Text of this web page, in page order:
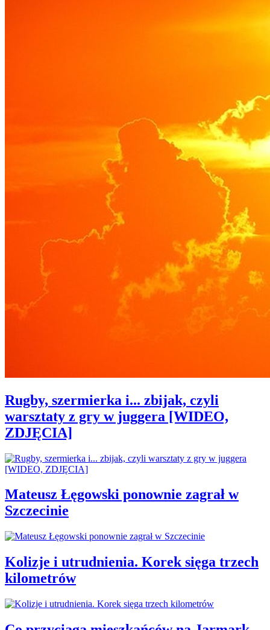
Rugby, szermierka i... zbijak, czyli
warsztaty z gry w juggera [WIDEO,
ZDJĘCIA]
Mateusz Łęgowski ponownie zagrał w
Szczecinie
Kolizje i utrudnienia. Korek sięga trzech
kilometrów